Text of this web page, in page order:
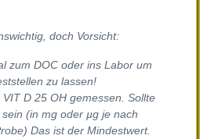
doch Vorsicht:
zum DOC oder ins Labor um
zu lassen!
VIT D 25 OH gemessen. Sollte
(in mg oder µg je nach
Das ist der Mindestwert.